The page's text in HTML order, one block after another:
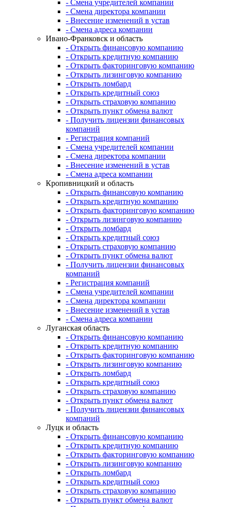
- Смена учредителей компании
- Смена директора компании
- Внесение изменений в устав
- Смена адреса компании
Ивано-Франковск и область
- Открыть финансовую компанию
- Открыть кредитную компанию
- Открыть факторинговую компанию
- Открыть лизинговую компанию
- Открыть ломбард
- Открыть кредитный союз
- Открыть страховую компанию
- Открыть пункт обмена валют
- Получить лицензии финансовых
компаний
- Регистрация компаний
- Смена учредителей компании
- Смена директора компании
- Внесение изменений в устав
- Смена адреса компании
Кропивницкий и область
- Открыть финансовую компанию
- Открыть кредитную компанию
- Открыть факторинговую компанию
- Открыть лизинговую компанию
- Открыть ломбард
- Открыть кредитный союз
- Открыть страховую компанию
- Открыть пункт обмена валют
- Получить лицензии финансовых
компаний
- Регистрация компаний
- Смена учредителей компании
- Смена директора компании
- Внесение изменений в устав
- Смена адреса компании
Луганская область
- Открыть финансовую компанию
- Открыть кредитную компанию
- Открыть факторинговую компанию
- Открыть лизинговую компанию
- Открыть ломбард
- Открыть кредитный союз
- Открыть страховую компанию
- Открыть пункт обмена валют
- Получить лицензии финансовых
компаний
Луцк и область
- Открыть финансовую компанию
- Открыть кредитную компанию
- Открыть факторинговую компанию
- Открыть лизинговую компанию
- Открыть ломбард
- Открыть кредитный союз
- Открыть страховую компанию
- Открыть пункт обмена валют